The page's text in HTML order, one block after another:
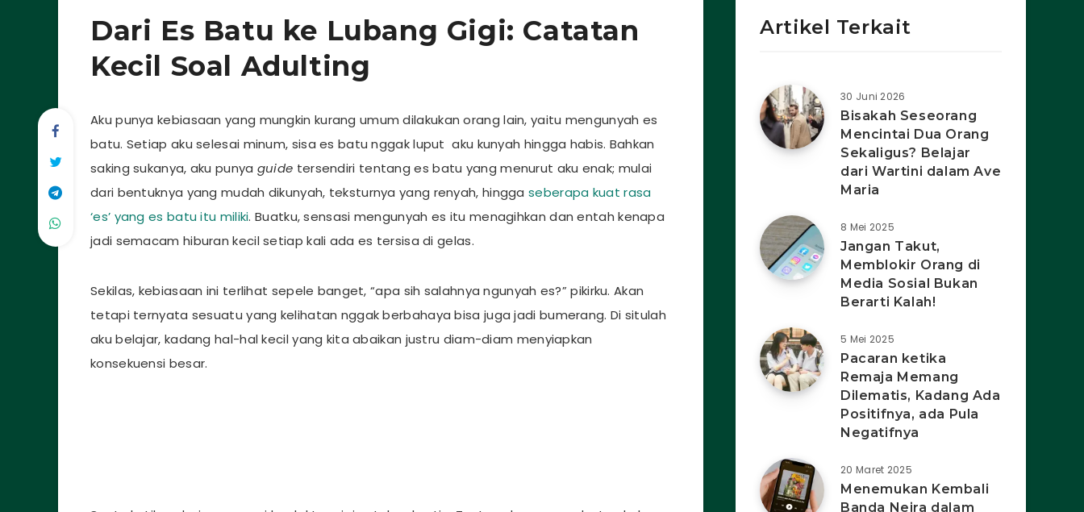
Dari Es Batu ke Lubang Gigi: Catatan
Kecil Soal Adulting
Aku punya kebiasaan yang mungkin kurang umum dilakukan orang lain, yaitu mengunyah es
batu. Setiap aku selesai minum, sisa es batu nggak luput aku kunyah hingga habis. Bahkan
saking sukanya, aku punya guide tersendiri tentang es batu yang menurut aku enak; mulai
dari bentuknya yang mudah dikunyah, teksturnya yang renyah, hinggaseberapa kuat rasa
‘es’ yang es batu itu miliki. Buatku, sensasi mengunyah es itu menagihkan dan entah kenapa
jadi semacam hiburan kecil setiap kali ada es tersisa di gelas.
Sekilas, kebiasaan ini terlihat sepele banget, “apa sih salahnya ngunyah es?” pikirku. Akan
tetapi ternyata sesuatu yang kelihatan nggak berbahaya bisa juga jadi bumerang. Di situlah
aku belajar, kadang hal-hal kecil yang kita abaikan justru diam-diam menyiapkan
konsekuensi besar.
Artikel Terkait
30 Juni 2026
Bisakah Seseorang
Mencintai Dua Orang
Sekaligus? Belajar
dari Wartini dalam Ave
Maria
8 Mei 2025
Jangan Takut,
Memblokir Orang di
Media Sosial Bukan
Berarti Kalah!
5 Mei 2025
Pacaran ketika
Remaja Memang
Dilematis, Kadang Ada
Positifnya, ada Pula
Negatifnya
20 Maret 2025
Menemukan Kembali
Banda Neira dalam